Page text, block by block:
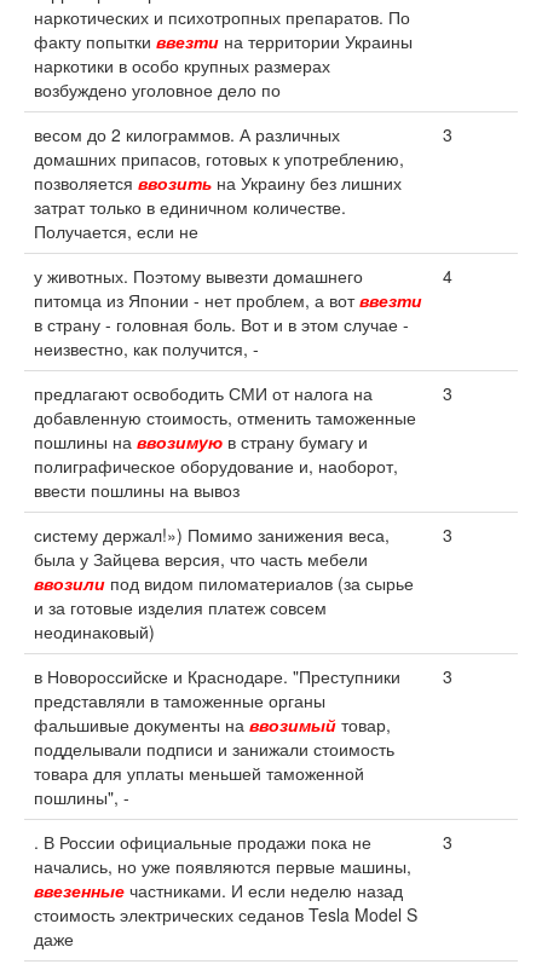
наркотических и психотропных препаратов. По
факту попытки ввезти на территории Украины
наркотики в особо крупных размерах
возбуждено уголовное дело по
весом до 2 килограммов. А различных
домашних припасов, готовых к употреблению,
позволяется ввозить на Украину без лишних
затрат только в единичном количестве.
Получается, если не
3
у животных. Поэтому вывезти домашнего
питомца из Японии - нет проблем, а вотввезти
в страну - головная боль. Вот и в этом случае -
неизвестно, как получится, -
4
предлагают освободить СМИ от налога на
добавленную стоимость, отменить таможенные
пошлины на ввозимую в страну бумагу и
полиграфическое оборудование и, наоборот,
ввести пошлины на вывоз
3
систему держал!») Помимо занижения веса,
была у Зайцева версия, что часть мебели
ввозили под видом пиломатериалов (за сырье
и за готовые изделия платеж совсем
неодинаковый)
3
в Новороссийске и Краснодаре. "Преступники
представляли в таможенные органы
фальшивые документы на ввозимый товар,
подделывали подписи и занижали стоимость
товара для уплаты меньшей таможенной
пошлины", -
3
. В России официальные продажи пока не
начались, но уже появляются первые машины,
ввезенные частниками. И если неделю назад
стоимость электрических седанов Tesla Model S
даже
3